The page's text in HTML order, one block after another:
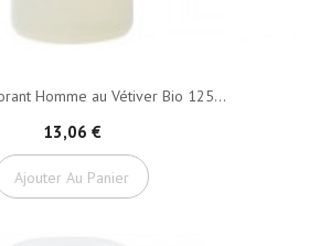
Homme au Vétiver Bio 125...
13,06 €
Ajouter Au Panier